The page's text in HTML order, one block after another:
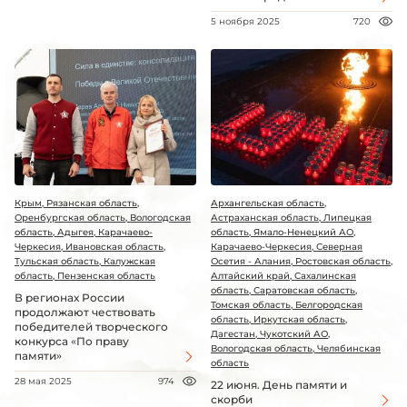
5 ноября 2025 720
Крым, Рязанская область,
Оренбургская область, Вологодская
область, Адыгея, Карачаево-
Черкесия, Ивановская область,
Тульская область, Калужская
область, Пензенская область
В регионах России
продолжают чествовать
победителей творческого
конкурса «По праву
памяти»
28 мая 2025 974
Архангельская область,
Астраханская область, Липецкая
область, Ямало-Ненецкий АО,
Карачаево-Черкесия, Северная
Осетия - Алания, Ростовская область,
Алтайский край, Сахалинская
область, Саратовская область,
Томская область, Белгородская
область, Иркутская область,
Дагестан, Чукотский АО,
Вологодская область, Челябинская
область
22 июня. День памяти и
скорби